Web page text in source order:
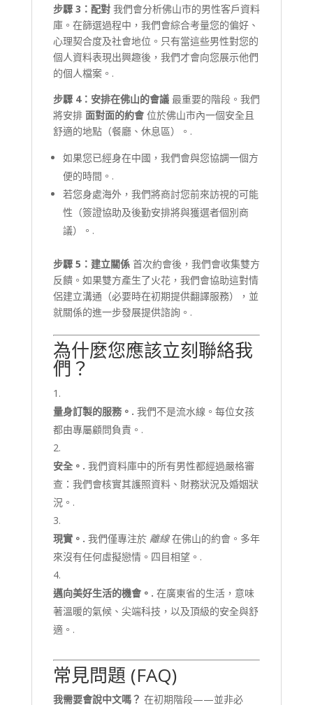
步驟 3：配對我們會分析佛山市的男性客戶資料
庫。在篩選過程中，我們會綜合考量您的偏好、
心理契合度及社會地位。只有當這些男性對您的
個人資料表現出興趣後，我們才會向您展示他們
的個人檔案。.
步驟 4：安排在佛山的會議最重要的階段。我們
將安排 面對面的約會位於佛山市內一個安全且
舒適的地點（餐廳、休息區）。.
如果您已經身在中國，我們會與您協調一個方
便的時間。.
若您身處海外，我們將商討您前來訪視的可能
性（簽證協助及後勤安排將與獲選者個別商
議）。.
步驟 5：建立關係首次約會後，我們會收集雙方
反饋。如果雙方產生了火花，我們會協助這對情
侶建立溝通（必要時在初期提供翻譯服務），並
就關係的進一步發展提供諮詢。.
為什麼您應該立刻聯絡我
們？
量身訂製的服務。. 我們不是流水線。每位女孩
都由專屬顧問負責。.
安全。. 我們資料庫中的所有男性都經過嚴格審
查：我們會核實其護照資料、財務狀況及婚姻狀
況。.
現實。. 我們僅專注於 離線在佛山的約會。多年
來沒有任何虛擬戀情。四目相望。.
邁向美好生活的機會。. 在廣東省的生活，意味
著溫暖的氣候、尖端科技，以及頂級的安全與舒
適。.
常見問題 (FAQ)
我需要會說中文嗎？ 在初期階段——並非必